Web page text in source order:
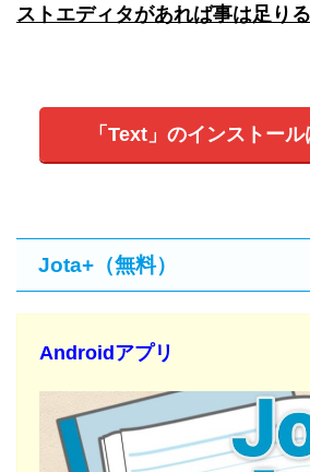
ストエディタがあれば事は足り
「Text」のインストー
Jota+（無料）
Androidアプリ